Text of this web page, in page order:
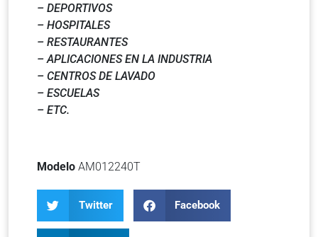
– DEPORTIVOS
– HOSPITALES
– RESTAURANTES
– APLICACIONES EN LA INDUSTRIA
– CENTROS DE LAVADO
– ESCUELAS
– ETC.
Modelo AM012240T
Twitter Facebook